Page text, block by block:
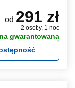
od 291 zł
2 osoby, 1 noc
gwarantowana